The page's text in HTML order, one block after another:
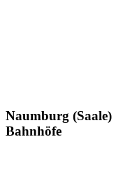
Naumburg (Saale)
Bahnhöfe